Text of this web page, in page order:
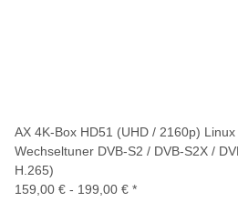
AX 4K-Box HD51 (UHD / 2160p) Linux
Wechseltuner DVB-S2 / DVB-S2X /
H.265)
159,00 € - 199,00 € *